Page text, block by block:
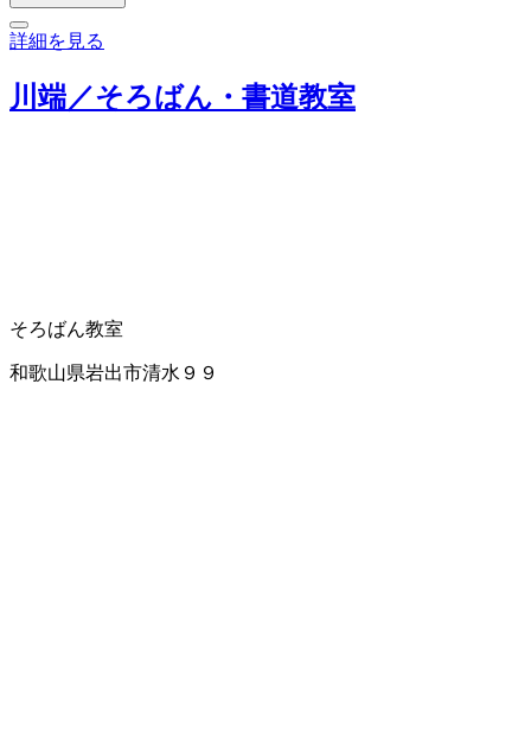
詳細を見る
川端／そろばん・書道教室
そろばん教室
和歌山県岩出市清水９９